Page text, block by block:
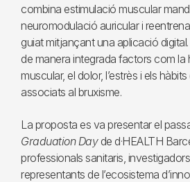
combina estimulació muscular
neuromodulació auricular i
guiat mitjançant una aplicació
de manera integrada factors com la
muscular, el dolor, l’estrès i els
associats al bruxisme.
La proposta es va presentar el
Graduation Day de d·HEALTH
professionals sanitaris,
representants de l’ecosistema